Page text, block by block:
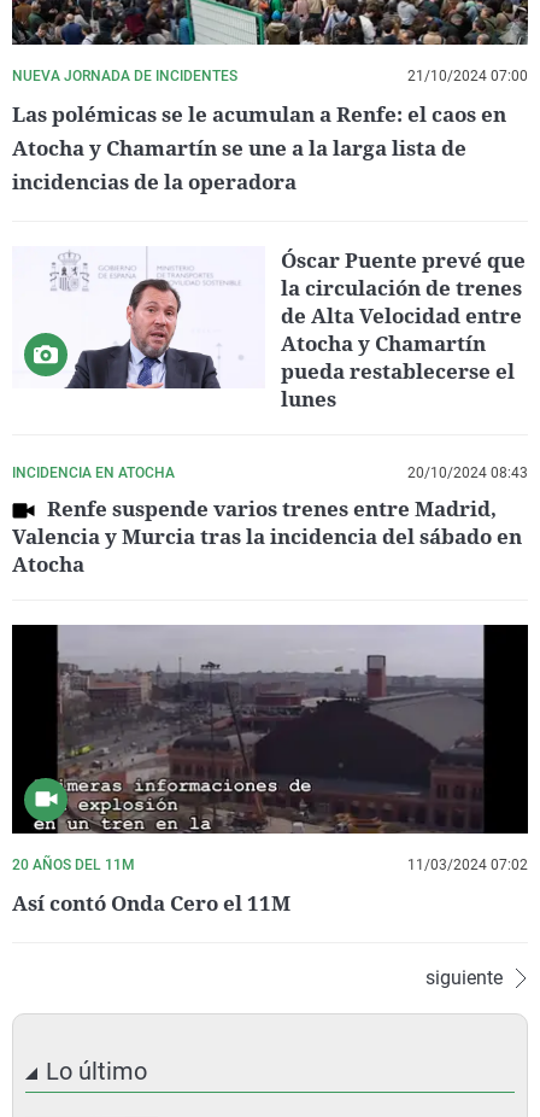
NUEVA JORNADA DE INCIDENTES 21/10/2024 07:00
Las polémicas se le acumulan a Renfe: el caos en
Atocha y Chamartín se une a la larga lista de
incidencias de la operadora
Óscar Puente prevé que
la circulación de trenes
de Alta Velocidad entre
Atocha y Chamartín
pueda restablecerse el
lunes
INCIDENCIA EN ATOCHA 20/10/2024 08:43
Renfe suspende varios trenes entre Madrid,
Valencia y Murcia tras la incidencia del sábado en
Atocha
20 AÑOS DEL 11M 11/03/2024 07:02
Así contó Onda Cero el 11M
siguiente
Lo último